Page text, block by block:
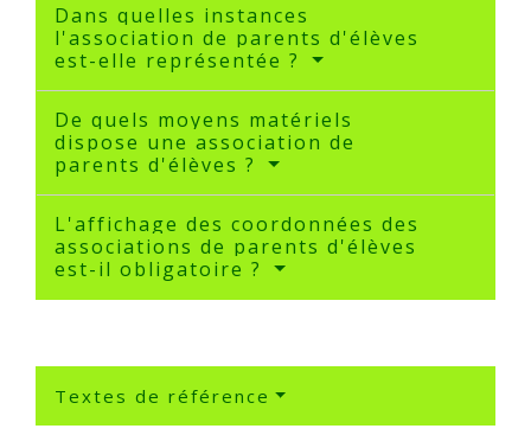
Dans quelles instances
l'association de parents d'élèves
est-elle représentée ?
De quels moyens matériels
dispose une association de
parents d'élèves ?
L'affichage des coordonnées des
associations de parents d'élèves
est-il obligatoire ?
Textes de référence